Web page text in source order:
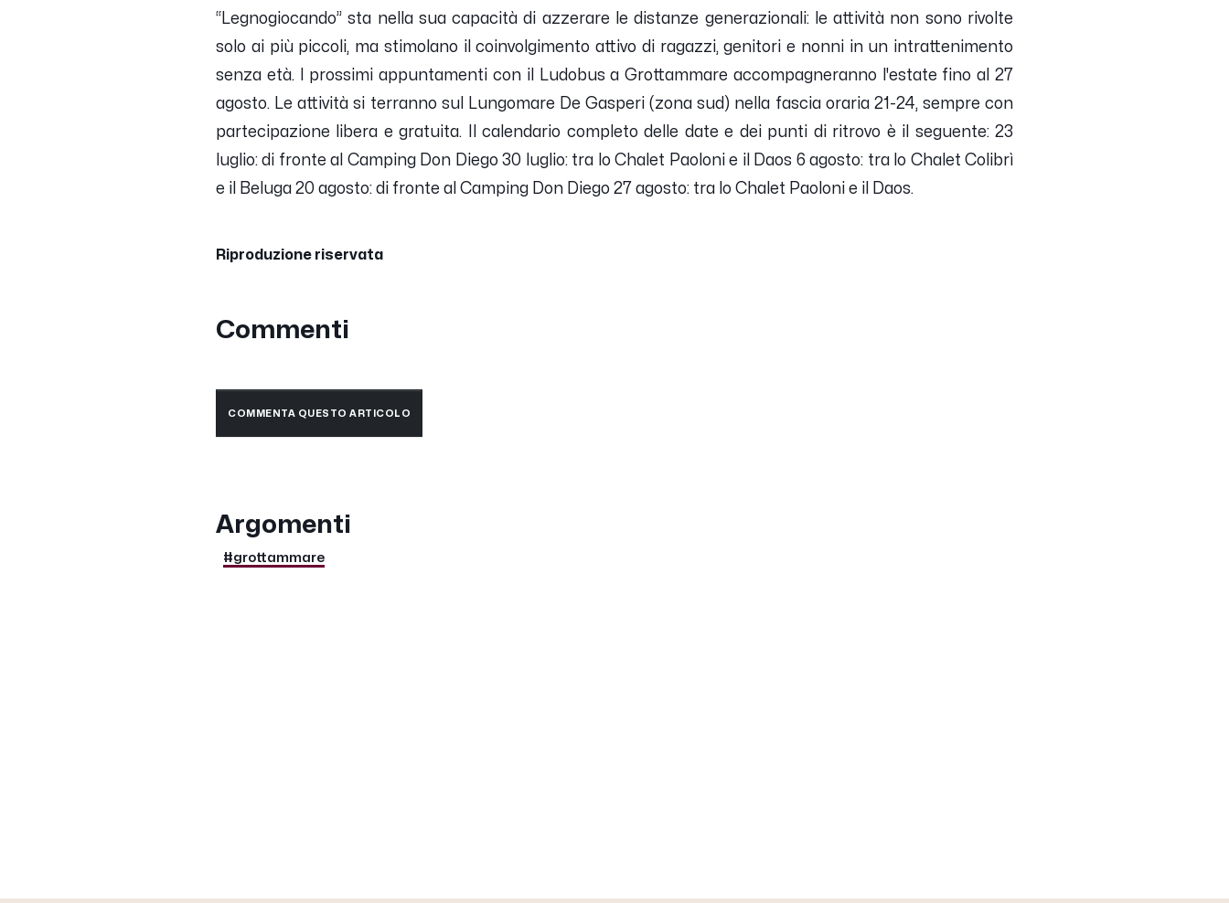
“Legnogiocando” sta nella sua capacità di azzerare le distanze generazionali: le attività non sono rivolte
solo ai più piccoli, ma stimolano il coinvolgimento attivo di ragazzi, genitori e nonni in un intrattenimento
senza età. I prossimi appuntamenti con il Ludobus a Grottammare accompagneranno l'estate fino al 27
agosto. Le attività si terranno sul Lungomare De Gasperi (zona sud) nella fascia oraria 21-24, sempre con
partecipazione libera e gratuita. Il calendario completo delle date e dei punti di ritrovo è il seguente: 23
luglio: di fronte al Camping Don Diego 30 luglio: tra lo Chalet Paoloni e il Daos 6 agosto: tra lo Chalet Colibrì
e il Beluga 20 agosto: di fronte al Camping Don Diego 27 agosto: tra lo Chalet Paoloni e il Daos.
Riproduzione riservata
Commenti
COMMENTA QUESTO ARTICOLO
Argomenti
#grottammare